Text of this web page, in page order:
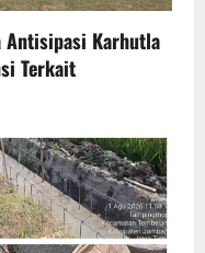
Antisipasi Karhutla
Terkait